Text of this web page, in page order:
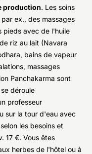
production. Les soins
ex., des massages
pieds avec de l'huile
riz au lait (Navara
bains de vapeur
massages
Panchakarma sont
déroule
professeur
sur la tour d'eau avec
les besoins et
17 €. Vous êtes
herbes de l'hôtel ou à